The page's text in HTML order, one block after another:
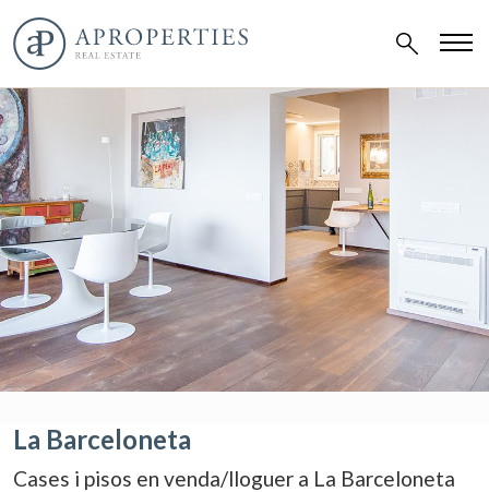
La Barceloneta
Cases i pisos en venda/lloguer a La Barceloneta